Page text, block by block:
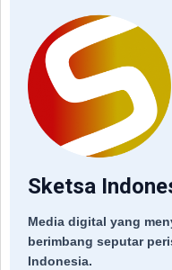
Sketsa
Media digital yang
berimbang seputar
Indonesia.